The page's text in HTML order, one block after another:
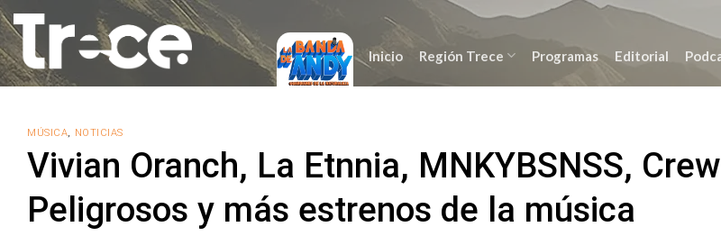
Saltar
al
contenido
Inicio Región Trece Programas Editorial
MÚSICA, NOTICIAS
Vivian Oranch, La Etnnia, MNKYBSNSS, Crew
Peligrosos y más estrenos de la música